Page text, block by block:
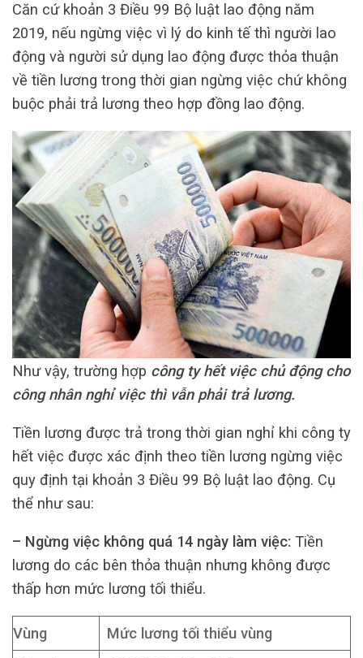
Căn cứ khoản 3 Điều 99 Bộ luật lao động năm
2019, nếu ngừng việc vì lý do kinh tế thì người lao
động và người sử dụng lao động được thỏa thuận
về tiền lương trong thời gian ngừng việc chứ không
buộc phải trả lương theo hợp đồng lao động.
Như vậy, trường hợp công ty hết việc chủ động cho
công nhân nghỉ việc thì vẫn phải trả lương.
Tiền lương được trả trong thời gian nghỉ khi công ty
hết việc được xác định theo tiền lương ngừng việc
quy định tại khoản 3 Điều 99 Bộ luật lao động. Cụ
thể như sau:
– Ngừng việc không quá 14 ngày làm việc: Tiền
lương do các bên thỏa thuận nhưng không được
thấp hơn mức lương tối thiểu.
Vùng
Mức lương tối thiểu vùng